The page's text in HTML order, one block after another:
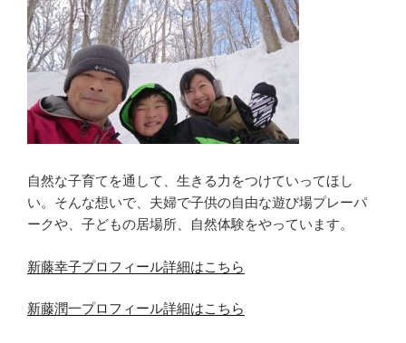
自然な子育てを通して、生きる力をつけていってほし
い。そんな想いで、夫婦で子供の自由な遊び場プレーパ
ークや、子どもの居場所、自然体験をやっています。
新藤幸子プロフィール詳細はこちら
新藤潤一プロフィール詳細はこちら